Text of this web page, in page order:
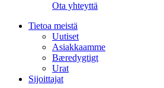
Ota yhteyttä
Tietoa meistä
Uutiset
Asiakkaamme
Bæredygtigt
Urat
Sijoittajat